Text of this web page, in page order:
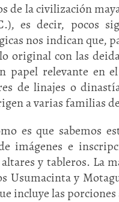
de la civilización
es decir, pocos
nos indican que,
original con las
papel relevante en
de linajes o
a varias familias
es que sabemos
imágenes e
y tableros. La
Usumacinta y
incluye las